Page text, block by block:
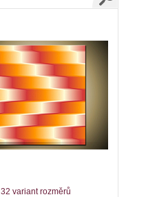
32 variant rozměrů